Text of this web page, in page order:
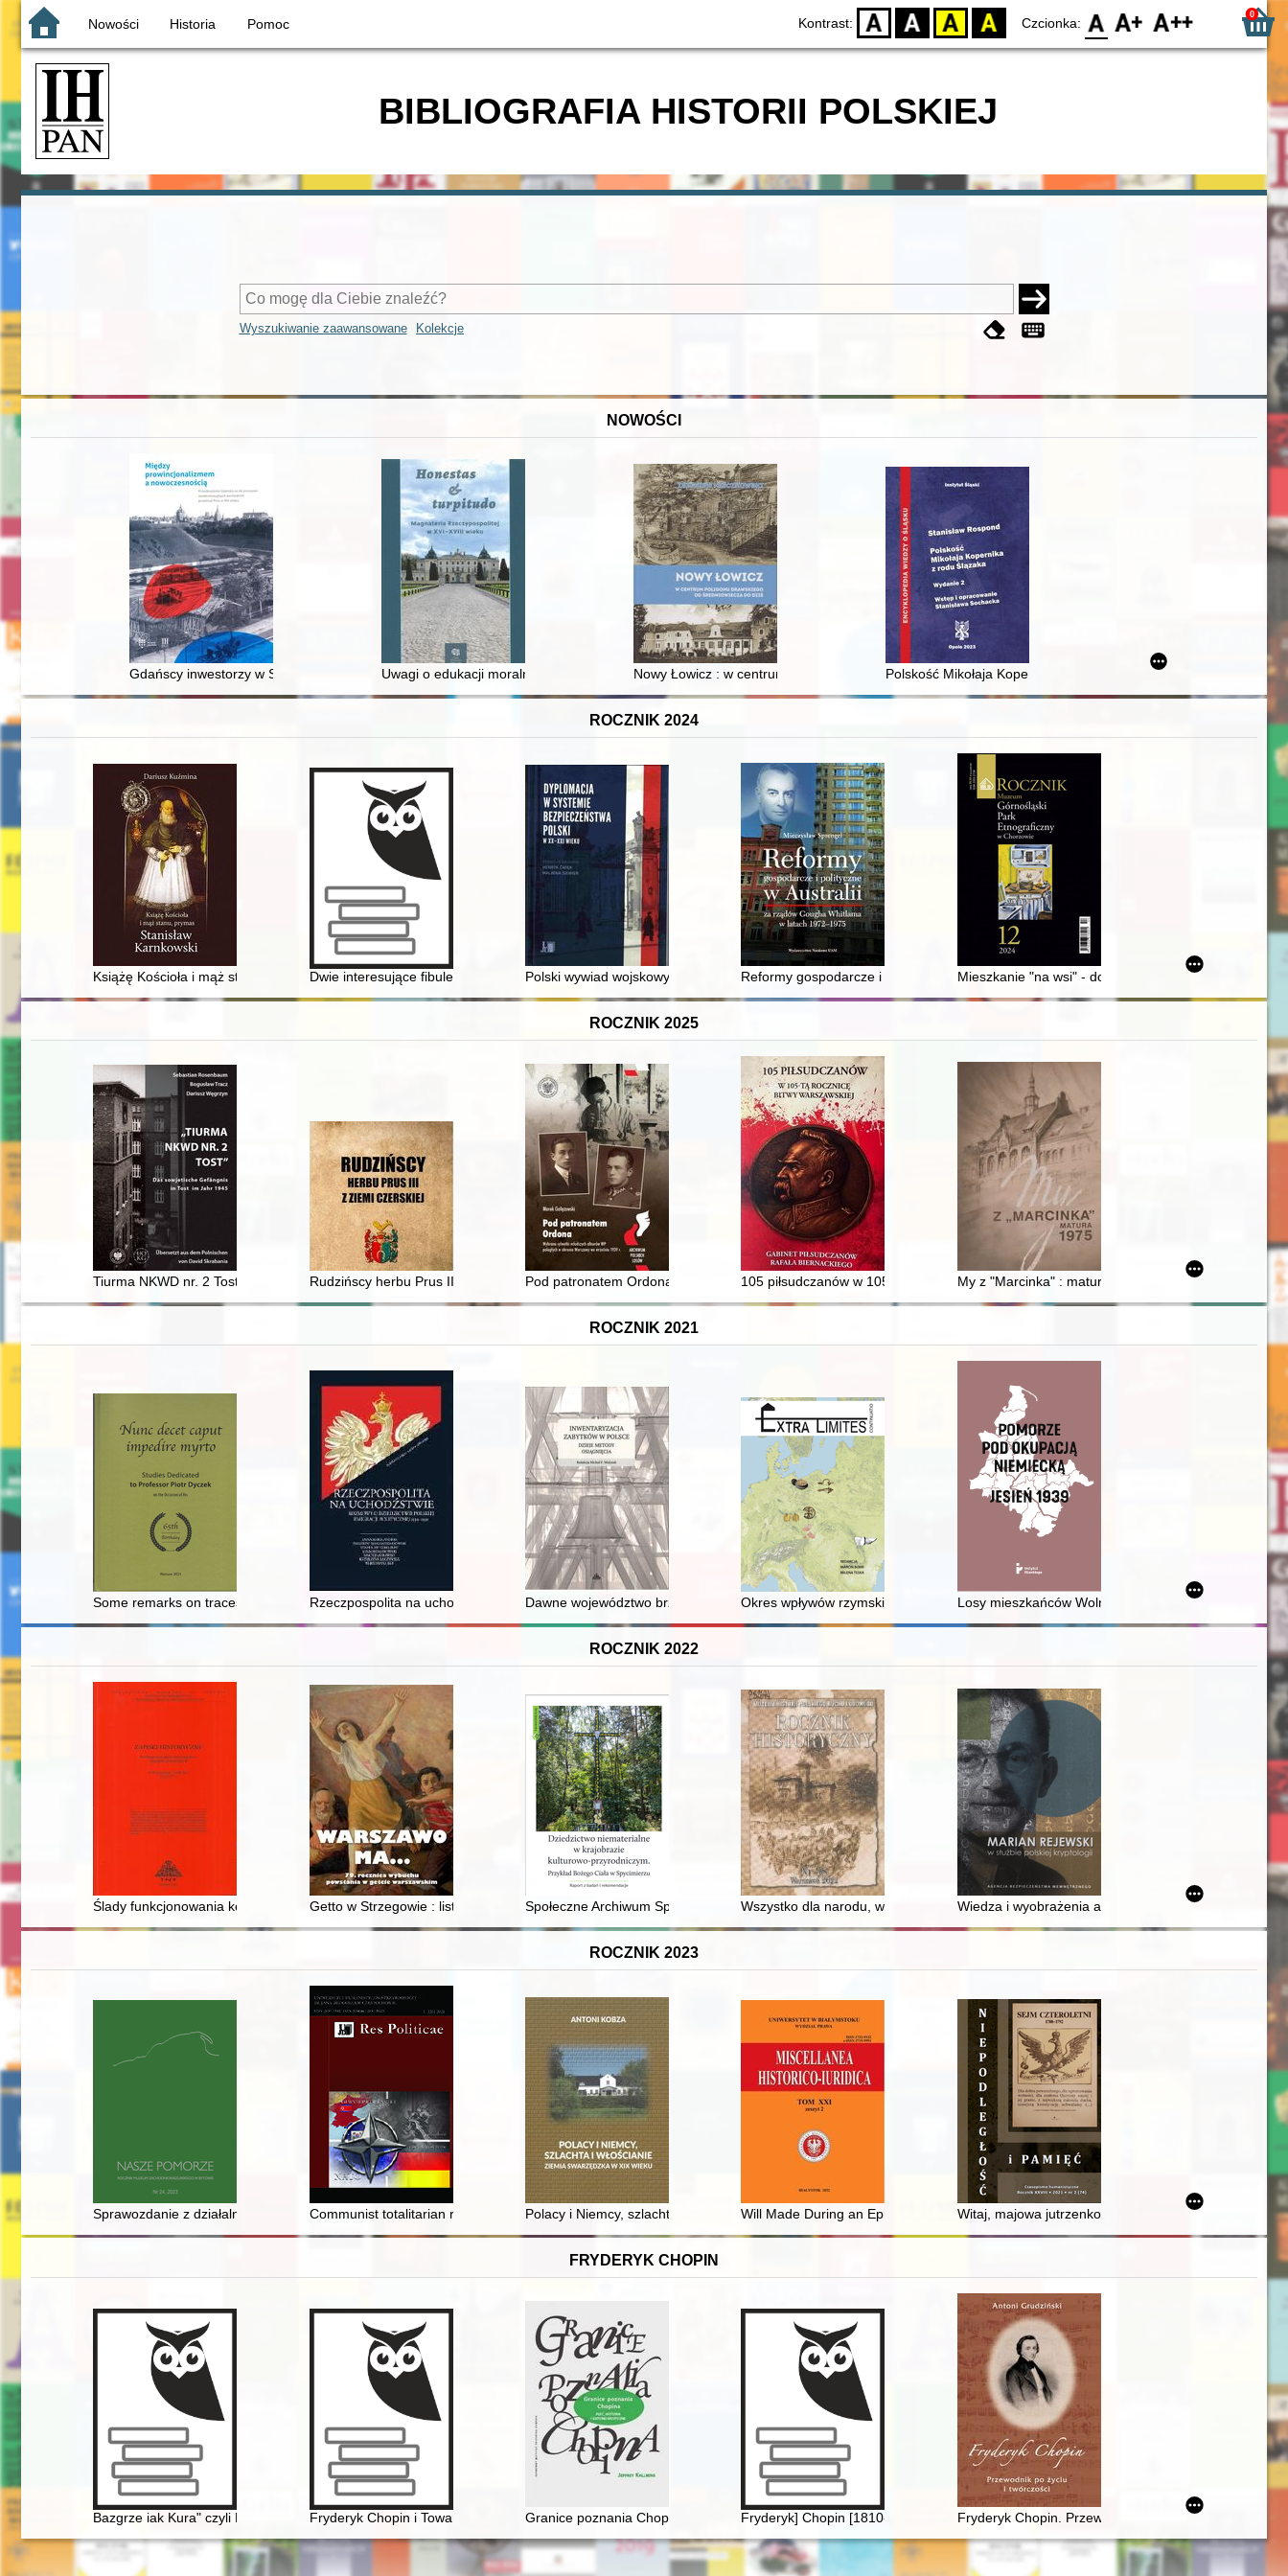
Nowości Historia Pomoc Kontrast: D BW YB BY Czcionka: F0 F1 F2 0
BIBLIOGRAFIA HISTORII POLSKIEJ
Wyszukiwanie zaawansowane Kolekcje
NOWOŚCI
Gdańscy inwestorzy w Sopocie : prestiż finansowy i towarzyski lokalnego mieszczaństwa w 2. poł. XIX w
Uwagi o edukacji moralnej synów szlacheckich w XVI-wiecznej Rzeczypospolitej
Nowy Łowicz : w centrum poligonu drawskiego od średniowiecza do dziś
Polskość Mikołaja Kopernika z rodu Ślązaka
ROCZNIK 2024
Książę Kościoła i mąż stanu, prymas Stanisław KarnkowskiDwie interesujące fibule z Ryczywołu, pow. kozienicki = Two interesting fibulae from Ryczywół, Kozienice County
Polski wywiad wojskowy w Szwajcarii w okresie II wojny światowejReformy gospodarcze i polityczne w Australii za rządów Gougha Whitlama w latach 1972-
Mieszkanie "na wsi" - dobrodziejstwo czy fatum
ROCZNIK 2025
Tiurma NKWD nr. 2 Tost" : das sowjetische Gefängnis in Tost im Jahr 1945
Rudzińscy herbu Prus III z ziemi ciechanowskiej w archiwaliach : ciechanowskie grodzkie wieczyste. T. 2
Pod patronatem Ordona : wybrane sylwetki młodszych oficerów WP poległych w obronie Warszawy we wrześniu 1939 r
105 piłsudczanów w 105-tą rocznicę bitwy warszawskiej : gabinet piłsudczanów Rafała
My z "Marcinka" : matura 1975
ROCZNIK 2021
Some remarks on traces left by humans on building ceramics from Novae in the light of new data
Rzeczpospolita na uchodźstwie : rozmowy o dziedzictwie polskiej emigracji politycznej 1939-1991
Dawne województwo brzeskolitewskie w "Materiałach do dziejów sztuki sakralnej na ziemiach wschodnich dawnej
Okres wpływów rzymskich na Dolnym Nadodrzu w świetle badań cmentarzyska w
Losy mieszkańców Wolnego Miasta Gdańska
ROCZNIK 2022
Ślady funkcjonowania kodeksu z dziełem Nalda Naldiego "Epistola de ladibus augustae bibliothecae" w Toruniu w XVI-XVIII wieku
Getto w Strzegowie : listopad 1941 - listopad 1942Społeczne Archiwum Spycimierskie (SAS) - idea, cele, metodologia
Wszystko dla narodu, wszystko przez lud - recenzja]Wiedza i wyobrażenia aparatu represji Polski
ROCZNIK 2023
Sprawozdanie z działalności merytorycznej Muzeum Zachodniokaszubskiego w Bytowie za rok 2022
Communist totalitarian regime and the status quo of the Catholic Church in the context of post-war reality of Poland (1945-1956)
Polacy i Niemcy, szlachta i włościanie : ziemia swarzędzka w XIX wiekuWill Made During an Epidemic – Roman "testamentum pestis tempore condictum" and
Witaj, majowa jutrzenko! : 230. rocznica ustanowienia
FRYDERYK CHOPIN
Bazgrze iak Kura" czyli Fryderyk Chopin i powstańcy listopadowi w karykaturach Józefa Szymona Kurowskiego ze zbiorów Biblioteki Narodowej
Fryderyk Chopin i Towarzystwo Politechniczne Polskie w Paryżu. Nieznana korespondencja oraz aspekty emigracyjnej aktywności Chopina
Granice poznania Chopina. Płeć, historia i gatunek muzycznyFryderyk] Chopin [1810-1849]. Człowiek, dzieło, rezonansFryderyk Chopin. Przewodnik po życiu i twórczości